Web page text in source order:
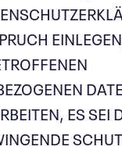
ES SEI